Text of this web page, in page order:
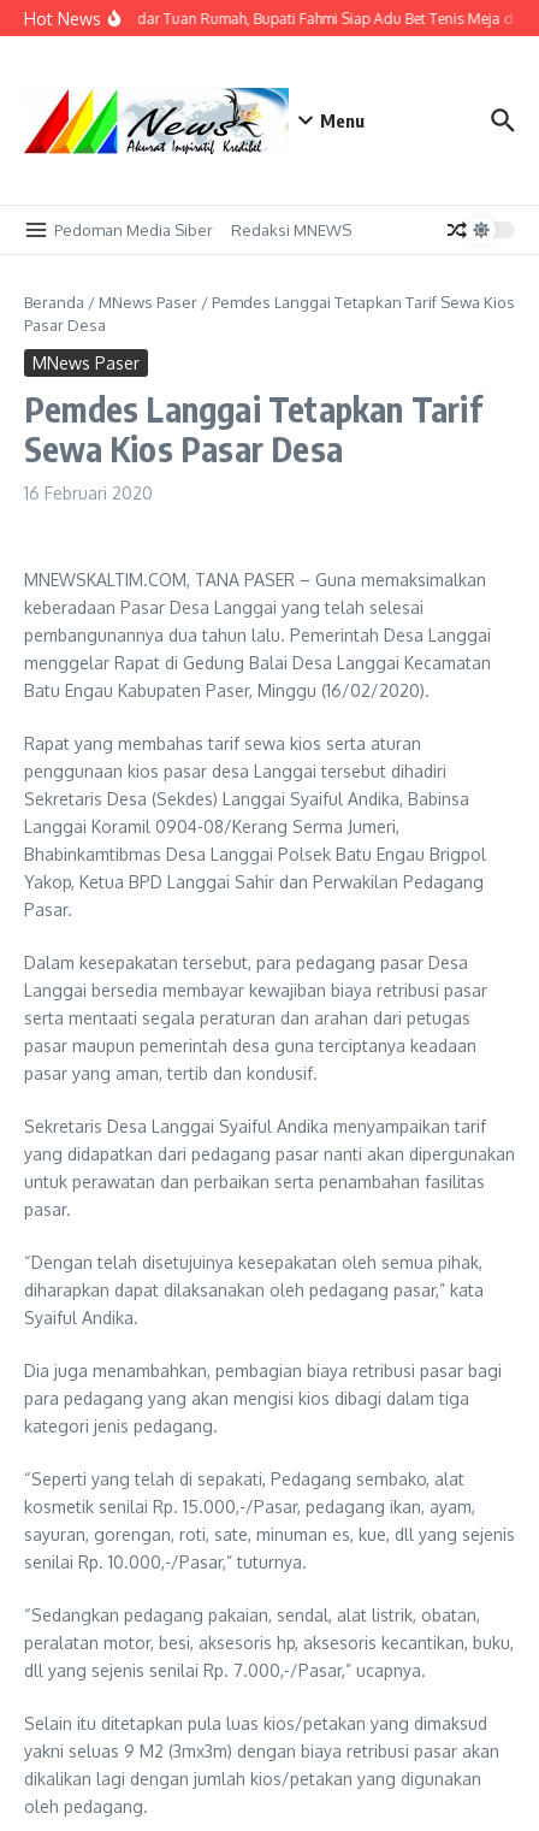
Lewati ke konten
Hot NewsTak Sekadar Tuan Rumah, Bupati Fahmi Siap Adu Bet Tenis Meja
Menu
Pedoman Media Siber Redaksi MNEWS
Beranda / MNews Paser / Pemdes Langgai Tetapkan Tarif Sewa Kios
Pasar Desa
MNews Paser
Pemdes Langgai Tetapkan Tarif
Sewa Kios Pasar Desa
16 Februari 2020
MNEWSKALTIM.COM, TANA PASER – Guna memaksimalkan
keberadaan Pasar Desa Langgai yang telah selesai
pembangunannya dua tahun lalu. Pemerintah Desa Langgai
menggelar Rapat di Gedung Balai Desa Langgai Kecamatan
Batu Engau Kabupaten Paser, Minggu (16/02/2020).
Rapat yang membahas tarif sewa kios serta aturan
penggunaan kios pasar desa Langgai tersebut dihadiri
Sekretaris Desa (Sekdes) Langgai Syaiful Andika, Babinsa
Langgai Koramil 0904-08/Kerang Serma Jumeri,
Bhabinkamtibmas Desa Langgai Polsek Batu Engau Brigpol
Yakop, Ketua BPD Langgai Sahir dan Perwakilan Pedagang
Pasar.
Dalam kesepakatan tersebut, para pedagang pasar Desa
Langgai bersedia membayar kewajiban biaya retribusi pasar
serta mentaati segala peraturan dan arahan dari petugas
pasar maupun pemerintah desa guna terciptanya keadaan
pasar yang aman, tertib dan kondusif.
Sekretaris Desa Langgai Syaiful Andika menyampaikan tarif
yang didapatkan dari pedagang pasar nanti akan dipergunakan
untuk perawatan dan perbaikan serta penambahan fasilitas
pasar.
“Dengan telah disetujuinya kesepakatan oleh semua pihak,
diharapkan dapat dilaksanakan oleh pedagang pasar,” kata
Syaiful Andika.
Dia juga menambahkan, pembagian biaya retribusi pasar bagi
para pedagang yang akan mengisi kios dibagi dalam tiga
kategori jenis pedagang.
“Seperti yang telah di sepakati, Pedagang sembako, alat
kosmetik senilai Rp. 15.000,-/Pasar, pedagang ikan, ayam,
sayuran, gorengan, roti, sate, minuman es, kue, dll yang sejenis
senilai Rp. 10.000,-/Pasar,” tuturnya.
“Sedangkan pedagang pakaian, sendal, alat listrik, obatan,
peralatan motor, besi, aksesoris hp, aksesoris kecantikan, buku,
dll yang sejenis senilai Rp. 7.000,-/Pasar,” ucapnya.
Selain itu ditetapkan pula luas kios/petakan yang dimaksud
yakni seluas 9 M2 (3mx3m) dengan biaya retribusi pasar akan
dikalikan lagi dengan jumlah kios/petakan yang digunakan
oleh pedagang.